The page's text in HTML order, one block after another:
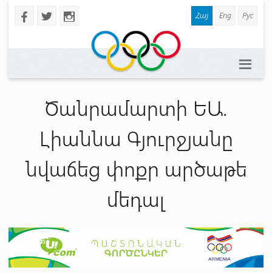
b a x Հայ Eng Рус
Ծանրամարտի ԵԱ.
Լիաննա Գյուրջյանը
նվաճեց փոքր արծաթե
մեդալ